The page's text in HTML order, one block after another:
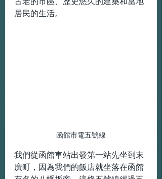
居民的生活。
函館市電五號線
我們從函館車站出發第一站先坐到末
廣町，因為我們的飯店就坐落在函館